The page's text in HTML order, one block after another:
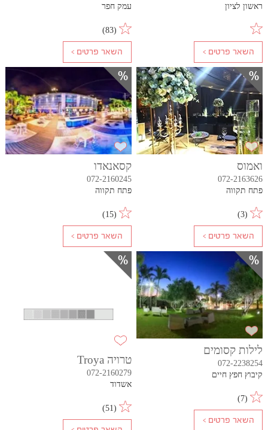
ראשון לציון
עמק חפר
(
83
)
ואמוס
072-2163626
פתח תקווה
(
3
)
קסאנאדו
072-2160245
פתח תקווה
(
15
)
לילות קסומים
072-2238254
קיבוץ חפץ חיים
(
7
)
טרויה Troya
072-2160279
אשדוד
(
51
)